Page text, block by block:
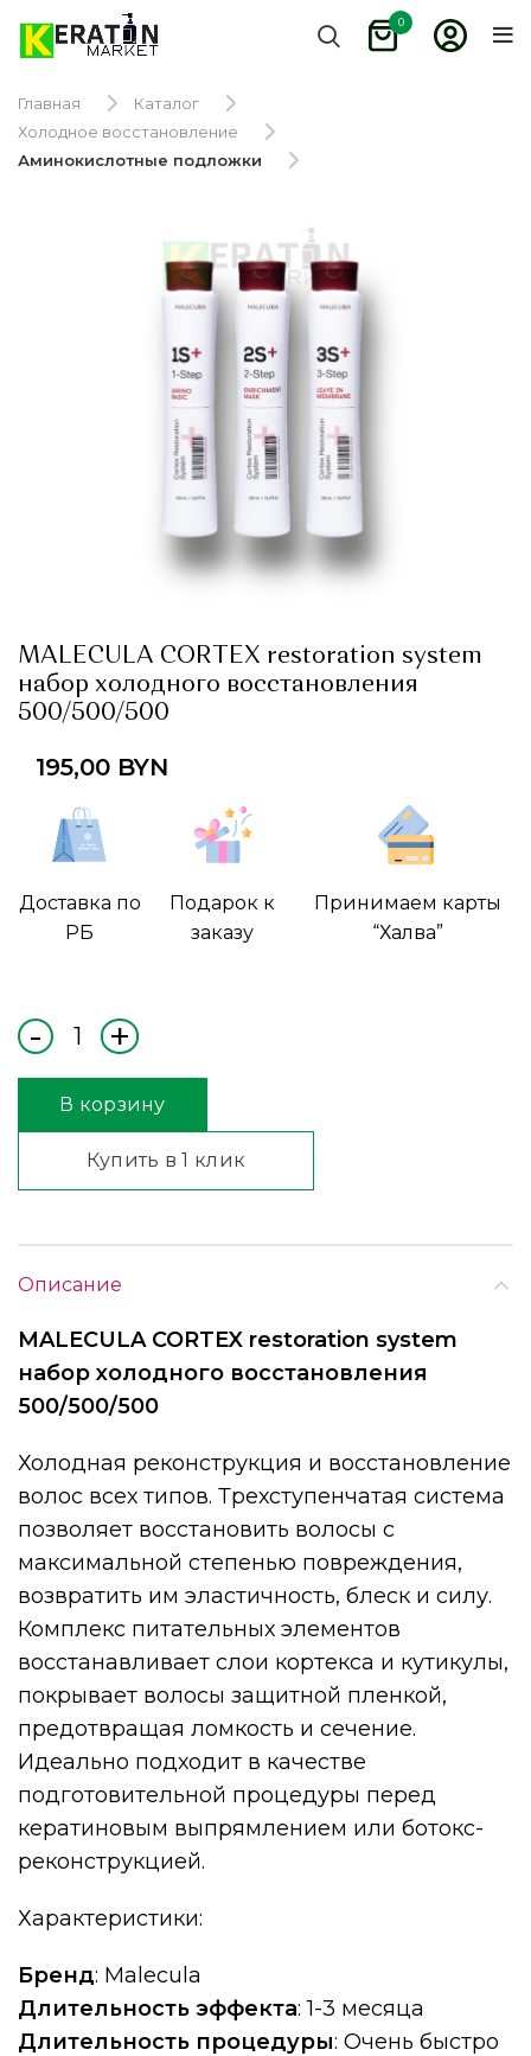
0
Главная
Каталог
Холодное восстановление
Аминокислотные подложки
MALECULA CORTEX restoration system
набор холодного восстановления
500/500/500
195,00 BYN
Доставка по
РБ
Подарок к
заказу
Принимаем карты
“Халва”
В корзину
Купить в 1 клик
Описание
MALECULA CORTEX restoration system
набор холодного восстановления
500/500/500
Холодная реконструкция и восстановление
волос всех типов. Трехступенчатая система
позволяет восстановить волосы с
максимальной степенью повреждения,
возвратить им эластичность, блеск и силу.
Комплекс питательных элементов
восстанавливает слои кортекса и кутикулы,
покрывает волосы защитной пленкой,
предотвращая ломкость и сечение.
Идеально подходит в качестве
подготовительной процедуры перед
кератиновым выпрямлением или ботокс-
реконструкцией.
Характеристики:
Бренд: Malecula
Длительность эффекта: 1-3 месяца
Длительность процедуры: Очень быстро